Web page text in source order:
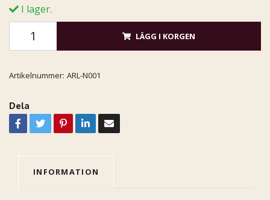
I lager.
LÄGG I KORGEN
Artikelnummer: ARL-N001
Dela
INFORMATION